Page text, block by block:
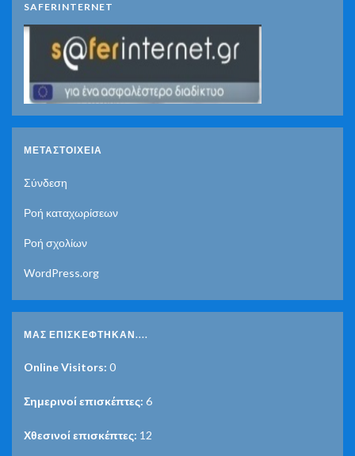
SAFERINTERNET
ΜΕΤΑΣΤΟΙΧΕΊΑ
Σύνδεση
Ροή καταχωρίσεων
Ροή σχολίων
WordPress.org
ΜΑΣ ΕΠΙΣΚΈΦΤΗΚΑΝ....
Online Visitors: 0
Σημερινοί επισκέπτες: 6
Χθεσινοί επισκέπτες: 12